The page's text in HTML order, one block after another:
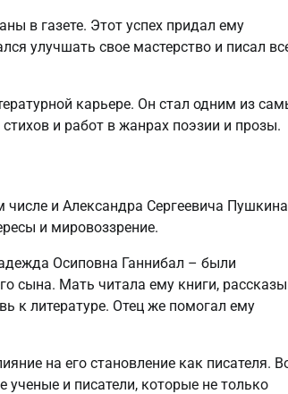
в газете. Этот успех придал ему
улучшать свое мастерство и писал
карьере. Он стал одним из
и работ в жанрах поэзии и прозы.
и Александра Сергеевича
и мировоззрение.
Осиповна Ганнибал – были
сына. Мать читала ему книги,
к литературе. Отец же помогал ему
на его становление как писателя.
и писатели, которые не только